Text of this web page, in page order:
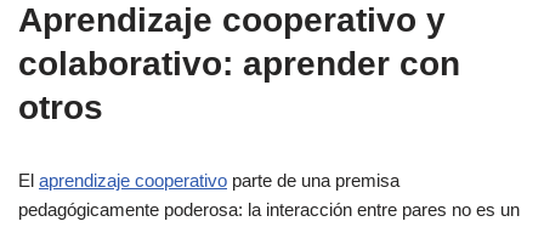
Aprendizaje cooperativo y
colaborativo: aprender con
otros
El aprendizaje cooperativo parte de una premisa
pedagógicamente poderosa: la interacción entre pares no es un